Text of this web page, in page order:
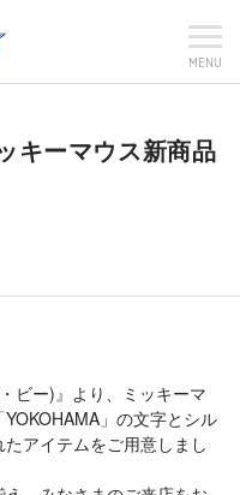
MENU
キーマウス新商品
ビー)』より、ミッキーマ
」の文字とシル
アイテムをご用意しまし